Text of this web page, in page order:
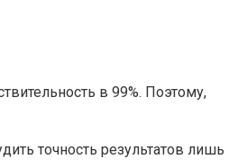
в 99%. Поэтому,
точность результатов лишь